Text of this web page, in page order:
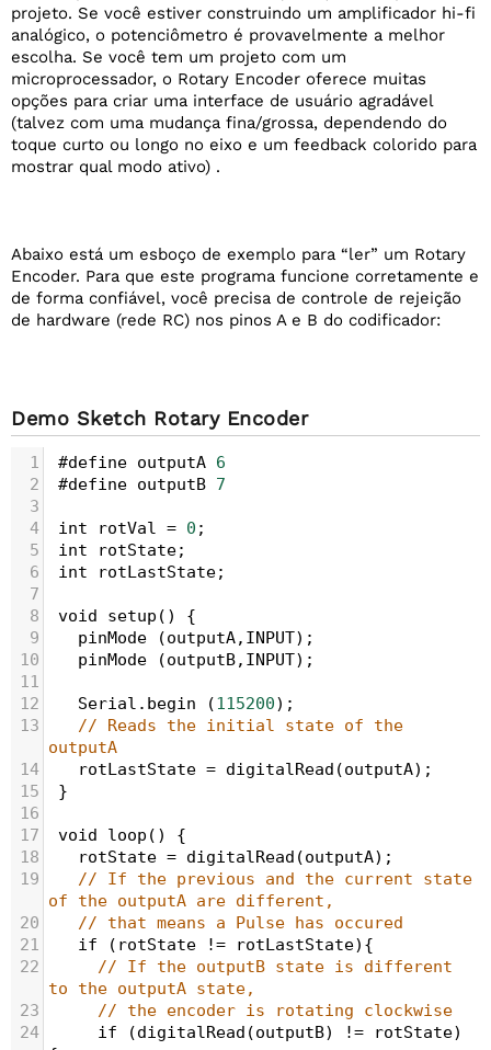
projeto. Se você estiver construindo um amplificador hi-fi
analógico, o potenciômetro é provavelmente a melhor
escolha. Se você tem um projeto com um
microprocessador, o Rotary Encoder oferece muitas
opções para criar uma interface de usuário agradável
(talvez com uma mudança fina/grossa, dependendo do
toque curto ou longo no eixo e um feedback colorido para
mostrar qual modo ativo) .
Abaixo está um esboço de exemplo para “ler” um Rotary
Encoder. Para que este programa funcione corretamente e
de forma confiável, você precisa de controle de rejeição
de hardware (rede RC) nos pinos A e B do codificador:
Demo Sketch Rotary Encoder
1 #define outputA 6
2
#define outputB 7
3
4
int rotVal = 0
5
int rotState;
6
int rotLastState;
7
8
void setup
9
pinMode (outputA, INPUT);
10
pinMode (outputB, INPUT);
11
12
Serial . begin (115200);
13
// Reads the initial state of the
outputA
14
rotLastState = digitalRead (outputA
15
16
17
void loop
18
rotState = digitalRead (outputA);
19
// If the previous and the current state
20
// that means a Pulse has occured
21
if ( rotState != rotLastState
22
// If the outputB state is different
23
// the encoder is rotating clockwise
24
if (digitalRead (outputB) != rotState)